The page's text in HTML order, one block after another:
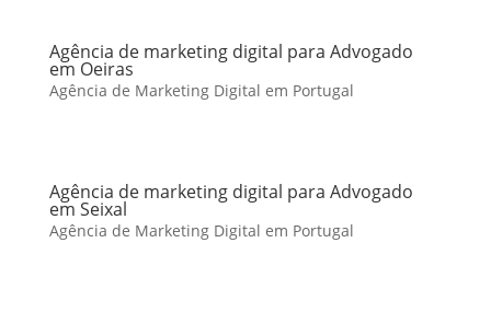
Agência de marketing digital para Advogado
em Oeiras
Agência de Marketing Digital em Portugal
Agência de marketing digital para Advogado
em Seixal
Agência de Marketing Digital em Portugal